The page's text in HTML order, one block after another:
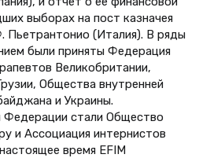
выборах на пост казначея
Пьетрантонио (Италия). В ряды
были приняты Федерация
Великобритании,
Общества внутренней
и Украины.
Федерации стали Общество
и Ассоциация интернистов
время EFIM